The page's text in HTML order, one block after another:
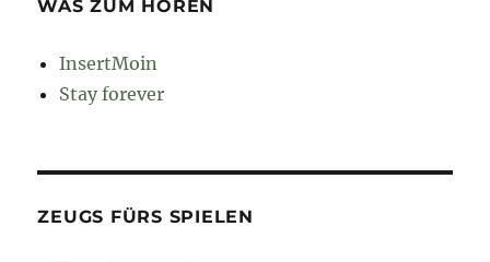
WAS ZUM HÖREN
InsertMoin
Stay forever
ZEUGS FÜRS SPIELEN